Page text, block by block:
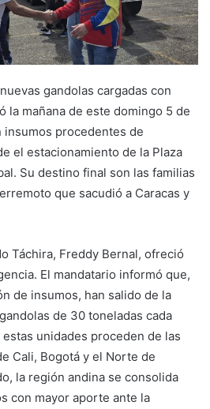
gandolas cargadas con
la mañana de este domingo 5 de
procedentes de
el estacionamiento de la Plaza
Su destino final son las familias
que sacudió a Caracas y
Táchira, Freddy Bernal, ofreció
El mandatario informó que,
de insumos, han salido de la
de 30 toneladas cada
unidades proceden de las
Cali, Bogotá y el Norte de
la región andina se consolida
con mayor aporte ante la